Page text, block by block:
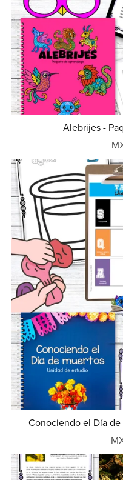
Alebrijes -
Conociendo el Día